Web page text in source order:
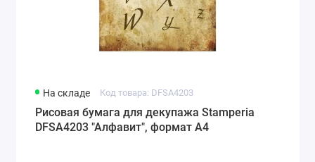
Рисовая бумага Love2Art, Kalit (Италия) (66)
Рисовая бумага Cadence (55)
перфорированная бумага (53)
На складе Код товара: DFSA4203
Рисовая бумага для декупажа Stamperia
DFSA4203 "Алфавит", формат А4